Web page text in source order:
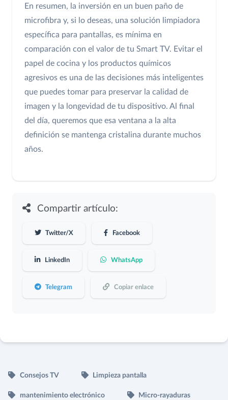
En resumen, la inversión en un buen paño de
microfibra y, si lo deseas, una solución limpiadora
específica para pantallas, es mínima en
comparación con el valor de tu Smart TV. Evitar el
papel de cocina y los productos químicos
agresivos es una de las decisiones más inteligentes
que puedes tomar para preservar la calidad de
imagen y la longevidad de tu dispositivo. Al final
del día, queremos que esa ventana a la alta
definición se mantenga cristalina durante muchos
años.
Compartir artículo:
Twitter/X Facebook
LinkedIn WhatsApp
Telegram Copiar enlace
Consejos TV Limpieza pantalla
mantenimiento electrónico Micro-rayaduras